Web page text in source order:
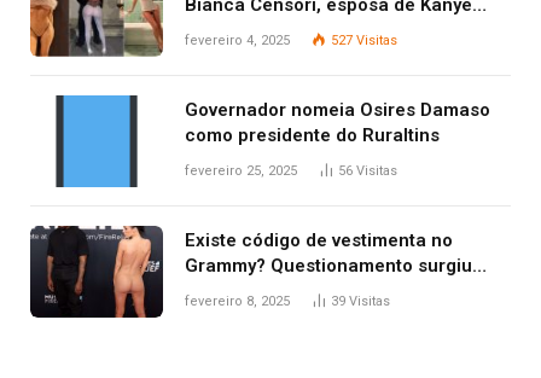
Bianca Censori, esposa de Kanye
West que apareceu nua no Grammy
fevereiro 4, 2025 527 Visitas
Governador nomeia Osires Damaso
como presidente do Ruraltins
fevereiro 25, 2025 56 Visitas
Existe código de vestimenta no
Grammy? Questionamento surgiu
após Bianca Censori, mulher de
fevereiro 8, 2025 39 Visitas